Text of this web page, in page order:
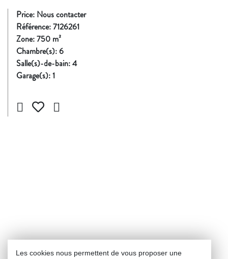
Price: Nous contacter
Référence:7126261
Zone:750 m²
Chambre(s):6
Salle(s)-de-bain:4
Garage(s):1
Les cookies nous permettent de vous proposer une